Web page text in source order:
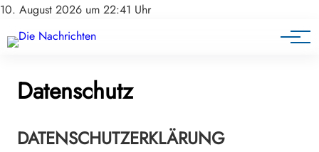
10. August 2026 um 22:41 Uhr
Datenschutz
DATENSCHUTZERKLÄRUNG